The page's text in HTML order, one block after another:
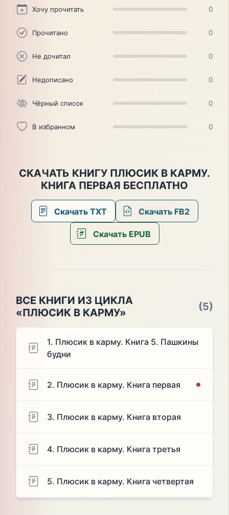
Хочу прочитать 0
Прочитано 0
Не дочитал 0
Недописано 0
Чёрный список 0
В избранном 0
СКАЧАТЬ КНИГУ ПЛЮСИК В КАРМУ.
КНИГА ПЕРВАЯ БЕСПЛАТНО
Скачать TXT Скачать FB2
Скачать EPUB
ВСЕ КНИГИ ИЗ ЦИКЛА
«ПЛЮСИК В КАРМУ»
(5)
1. Плюсик в карму. Книга 5. Пашкины
будни
2. Плюсик в карму. Книга первая
3. Плюсик в карму. Книга вторая
4. Плюсик в карму. Книга третья
5. Плюсик в карму. Книга четвертая